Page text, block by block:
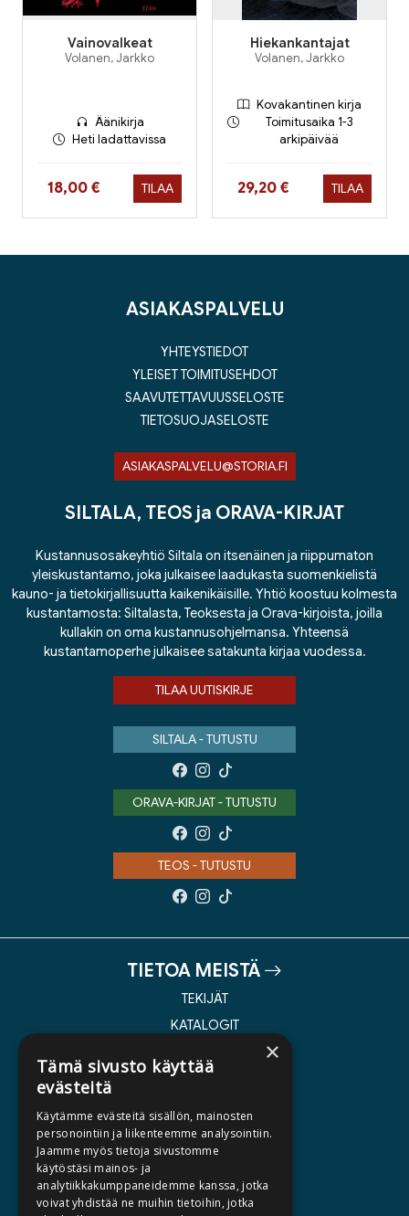
Vainovalkeat
Volanen, Jarkko
Äänikirja
Heti ladattavissa
Hinta nyt
18,00 € TILAA
Hiekankantajat
Volanen, Jarkko
Kovakantinen kirja
Toimitusaika 1-3
arkipäivää
Hinta nyt
29,20 € TILAA
ASIAKASPALVELU
YHTEYSTIEDOT
YLEISET TOIMITUSEHDOT
SAAVUTETTAVUUSSELOSTE
TIETOSUOJASELOSTE
ASIAKASPALVELU@STORIA.FI
SILTALA, TEOS ja ORAVA-KIRJAT
Kustannusosakeyhtiö Siltala on itsenäinen ja riippumaton
yleiskustantamo, joka julkaisee laadukasta suomenkielistä
kauno- ja tietokirjallisuutta kaikenikäisille. Yhtiö koostuu kolmesta
kustantamosta: Siltalasta, Teoksesta ja Orava-kirjoista, joilla
kullakin on oma kustannusohjelmansa. Yhteensä
kustantamoperhe julkaisee satakunta kirjaa vuodessa.
TILAA UUTISKIRJE
SILTALA - TUTUSTU
ORAVA-KIRJAT - TUTUSTU
TEOS - TUTUSTU
TIETOA MEISTÄ
TEKIJÄT
KATALOGIT
KIRJA TILAUSTYÖNÄ
MEDIALLE
LASKUTUSOSOITTEET
×
Tämä sivusto käyttää
evästeitä
Käytämme evästeitä sisällön, mainosten
personointiin ja liikenteemme analysointiin.
Jaamme myös tietoja sivustomme
käytöstäsi mainos- ja
analytiikkakumppaneidemme kanssa, jotka
voivat yhdistää ne muihin tietoihin, jotka